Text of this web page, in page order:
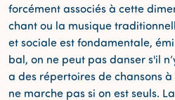
forcément associés à cette
chant ou la musique
et sociale est fondamentale,
bal, on ne peut pas danser s'il
a des répertoires de chansons
ne marche pas si on est seuls.